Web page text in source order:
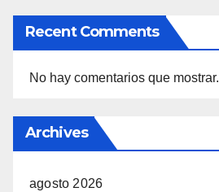
Recent Comments
No hay comentarios que mostrar.
Archives
agosto 2026